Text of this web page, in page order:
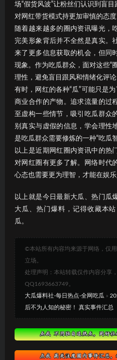
场“假货风波”让粉丝们认识到盲
对网红带货模式持更加审慎的态度
随着越来越多的圈内资讯曝光，
完美形象背后并不全然是真实。
来了更多信息获取的机会，但同
现象。作为吃瓜群众，面对这些“
理性，避免盲目跟风和情绪化评论
有时，网红的各种“瓜”可能只是
商业合作的产物。追求流量的过
至虚构一些情节，吸引吃瓜群众
别真实与虚假的信息，学会理性
是吃瓜群众需要修炼的一种“吃瓜智
以上是近期网红圈内资讯中的热
对网红圈有更多了解。网络时代
心态也需要更为理智，才能在娱乐
以上就是今日最新大瓜、热门瓜
大瓜、热门爆料，记得收藏本
瓜。
©本站所有内容均来源于网络，仅
立场。
处理声明：本站转载仅作内容分享
QQ1693663749。
大瓜爆料社-每日热点-全网吃瓜 »
后不为人知的秘密！ 真实事件汇总